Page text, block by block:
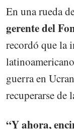
En una rueda
gerente del
recordó que la
guerra en
recuperarse de
“Y ahora,